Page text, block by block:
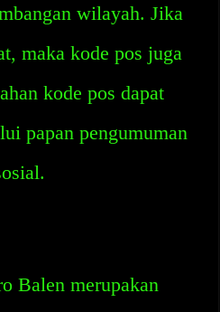
wilayah. Jika
maka kode pos juga
kode pos dapat
papan pengumuman
Balen merupakan